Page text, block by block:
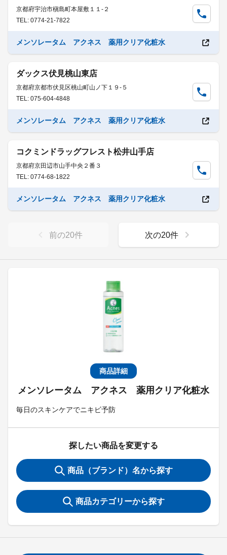
商品詳細
メンソレータム アクネス 薬用クリア化粧水
毎日のスキンケアでニキビ予防
探したい商品を変更する
商品（ブランド）名から探す
商品カテゴリーから探す
京都府宇治市槇島町本屋敷１１-２
TEL: 0774-21-7822
メンソレータム アクネス 薬用クリア化粧水
ダックス伏見桃山東店
京都府京都市伏見区桃山町山ノ下１９-５
TEL: 075-604-4848
メンソレータム アクネス 薬用クリア化粧水
コクミンドラッグフレスト松井山手店
京都府京田辺市山手中央２番３
TEL: 0774-68-1822
メンソレータム アクネス 薬用クリア化粧水
前の20件 次の20件